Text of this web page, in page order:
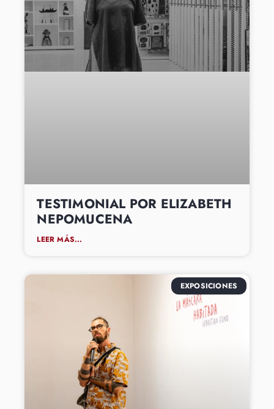
TESTIMONIAL POR ELIZABETH
NEPOMUCENA
LEER MÁS...
EXPOSICIONES